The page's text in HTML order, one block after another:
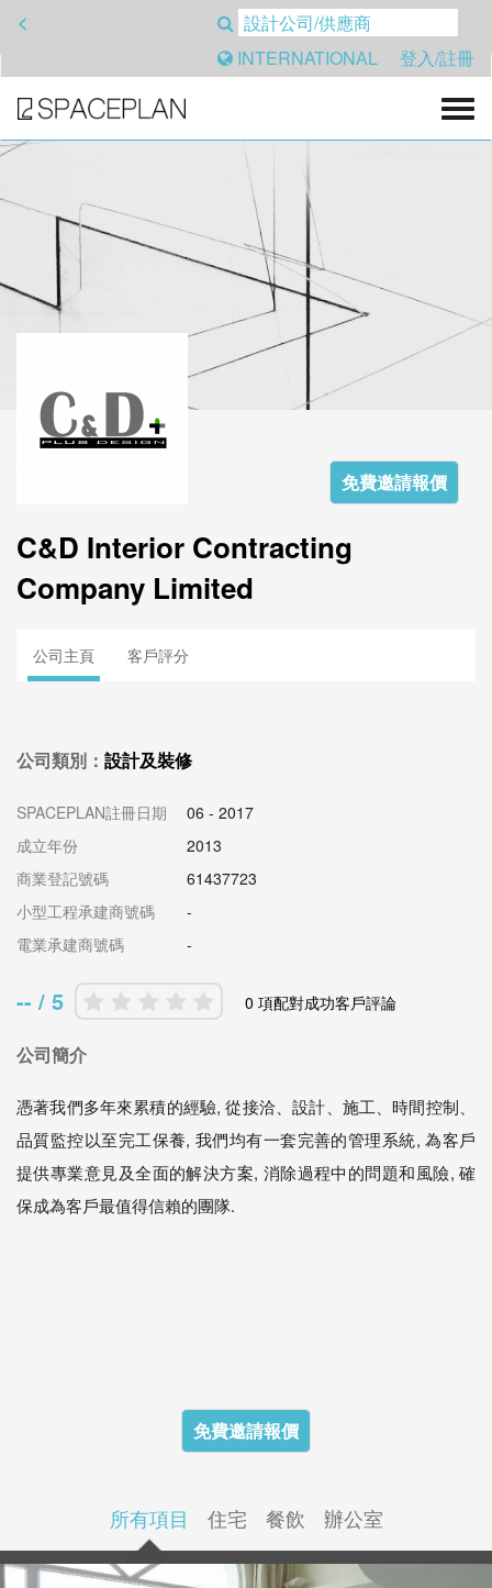
<
INTERNATIONAL
登入/註冊
免費邀請報價
C&D Interior Contracting
Company Limited
公司主頁 客戶評分
公司類別： 設計及裝修
SPACEPLAN註冊日期
06 - 2017
成立年份
2013
商業登記號碼
61437723
小型工程承建商號碼
-
電業承建商號碼
-
-- / 5 0 項配對成功客戶評論
公司簡介
憑著我們多年來累積的經驗, 從接洽、設計、施工、時間控制、
品質監控以至完工保養, 我們均有一套完善的管理系統, 為客戶
提供專業意見及全面的解決方案, 消除過程中的問題和風險, 確
保成為客戶最值得信賴的團隊.
免費邀請報價
所有項目 住宅 餐飲 辦公室